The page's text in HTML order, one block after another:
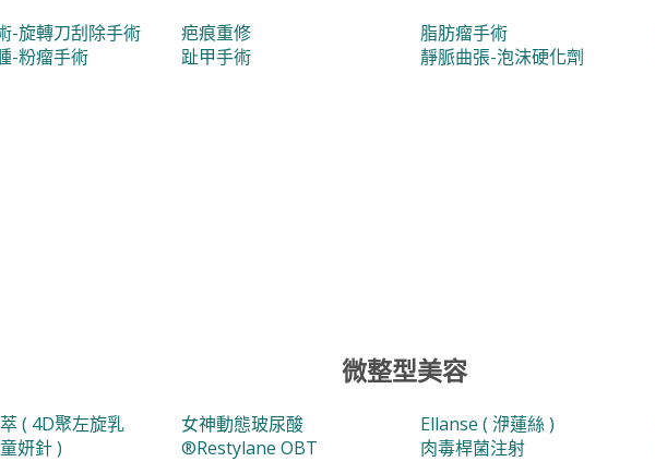
-旋轉刀刮除手術 疤痕重修 脂肪瘤手術
-粉瘤手術
趾甲手術 靜脈曲張-泡沫硬化劑
微整型美容
( 4D聚左旋乳
妍針 )
女神動態玻尿酸
®Restylane OBT
Ellanse ( 洢蓮絲 )
肉毒桿菌注射